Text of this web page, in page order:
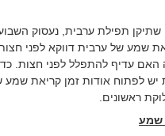
תפילת ערבית, נעסוק השבוע
של ערבית דווקא לפני חצות,
עדיף להתפלל לפני חצות. כדי
לפתוח אודות זמן קריאת שמע של
ראשונים.